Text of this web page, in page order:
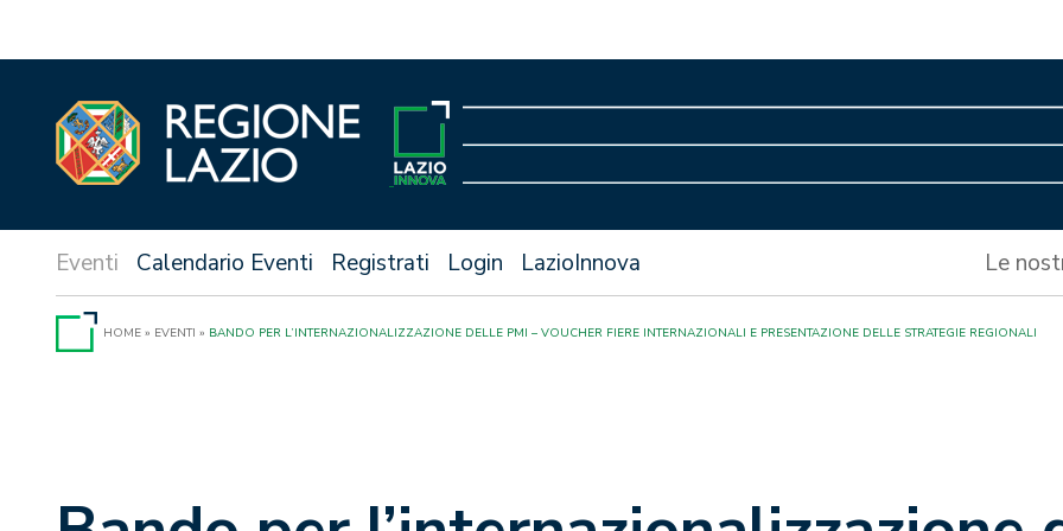
Calendario Eventi Registrati Login LazioInnova Le
HOME » EVENTI » BANDO PER L’INTERNAZIONALIZZAZIONE DELLE PMI – VOUCHER FIERE INTERNAZIONALI E PRESENTAZIONE DELLE STRATEGIE REGIONALI